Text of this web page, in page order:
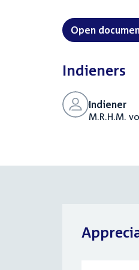
Open
Indieners
Indiener
M.R.H.M.